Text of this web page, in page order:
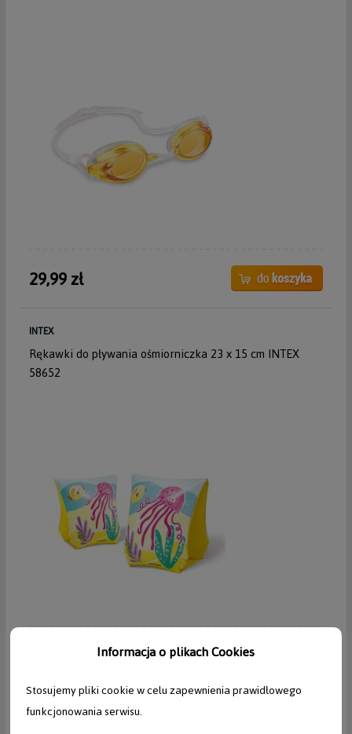
29,99 zł
INTEX
Rękawki do pływania ośmiorniczka 23 x 15 cm INTEX
58652
INTEX
Informacja o plikach Cookies
Stosujemy pliki cookie w celu zapewnienia prawidłowego
funkcjonowania serwisu.